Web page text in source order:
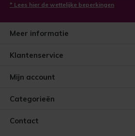
* Lees hier de wettelijke beperkingen
Meer informatie
Klantenservice
Mijn account
Categorieën
Contact